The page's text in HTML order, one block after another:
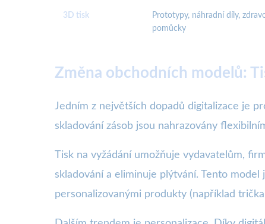
3D tisk
Prototypy, náhradní díly,
pomůcky
Změna obchodních modelů:
Jedním z největších dopadů digitalizace je
skladování zásob jsou nahrazovány
Tisk na vyžádání umožňuje vydavatelům,
skladování a eliminuje plýtvání. Tento
personalizovanými produkty (například